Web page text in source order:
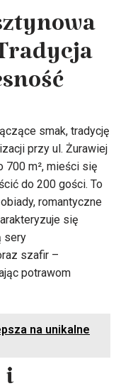
smak, tradycję
przy ul. Żurawiej
m², mieści się
do 200 gości. To
romantyczne
się
sery
szafir –
potrawom
na unikalne